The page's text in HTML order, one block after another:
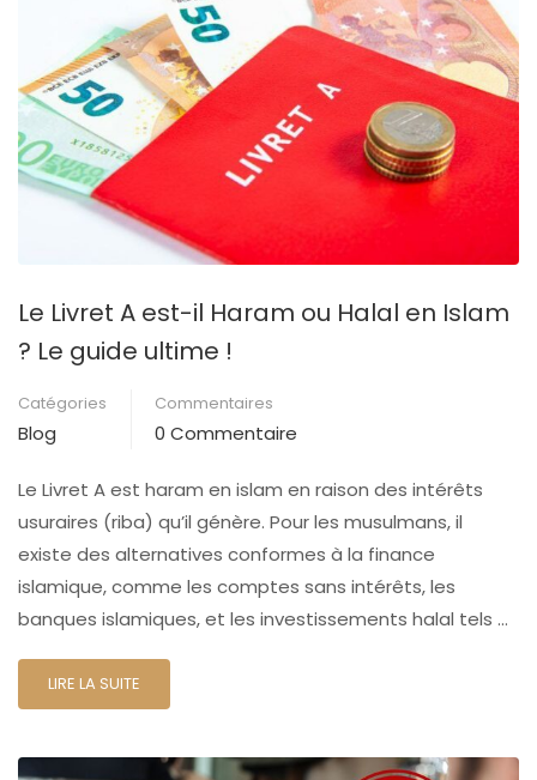
Le Livret A est-il Haram ou Halal en Islam
? Le guide ultime !
Catégories
Blog
Commentaires
0 Commentaire
Le Livret A est haram en islam en raison des intérêts
usuraires (riba) qu’il génère. Pour les musulmans, il
existe des alternatives conformes à la finance
islamique, comme les comptes sans intérêts, les
banques islamiques, et les investissements halal tels …
LIRE LA SUITE